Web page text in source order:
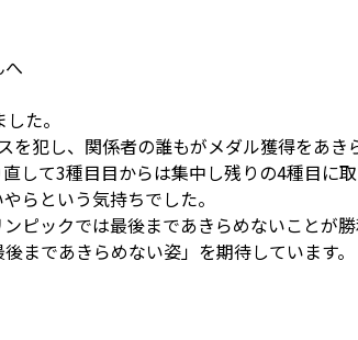
た。
犯し、関係者の誰もがメダル獲得をあ
して3種目目からは集中し残りの4種目に
らという気持ちでした。
ピックでは最後まであきらめないことが勝
まであきらめない姿」を期待しています。